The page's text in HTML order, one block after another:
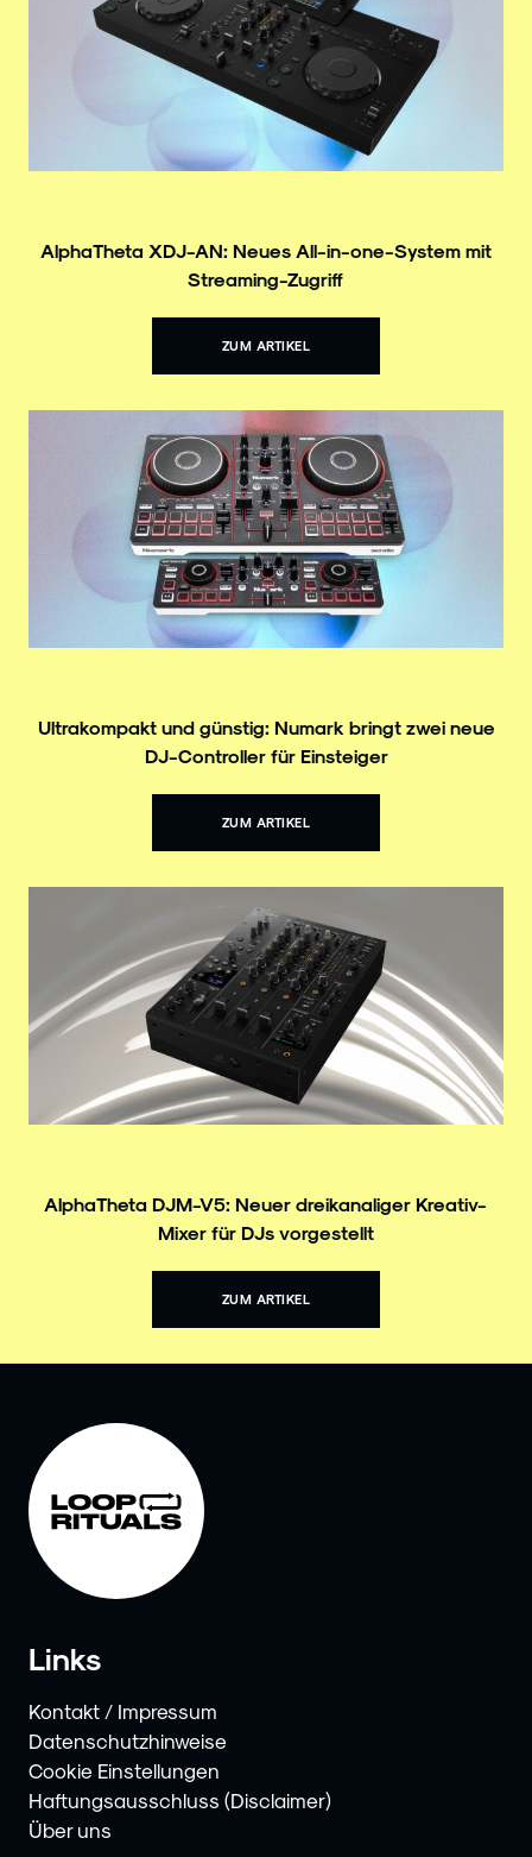
AlphaTheta XDJ-AN: Neues All-in-one-System mit
Streaming-Zugriff
ZUM ARTIKEL
Ultrakompakt und günstig: Numark bringt zwei neue
DJ-Controller für Einsteiger
ZUM ARTIKEL
AlphaTheta DJM-V5: Neuer dreikanaliger Kreativ-
Mixer für DJs vorgestellt
ZUM ARTIKEL
Links
Kontakt / Impressum
Datenschutzhinweise
Cookie Einstellungen
Haftungsausschluss (Disclaimer)
Über uns